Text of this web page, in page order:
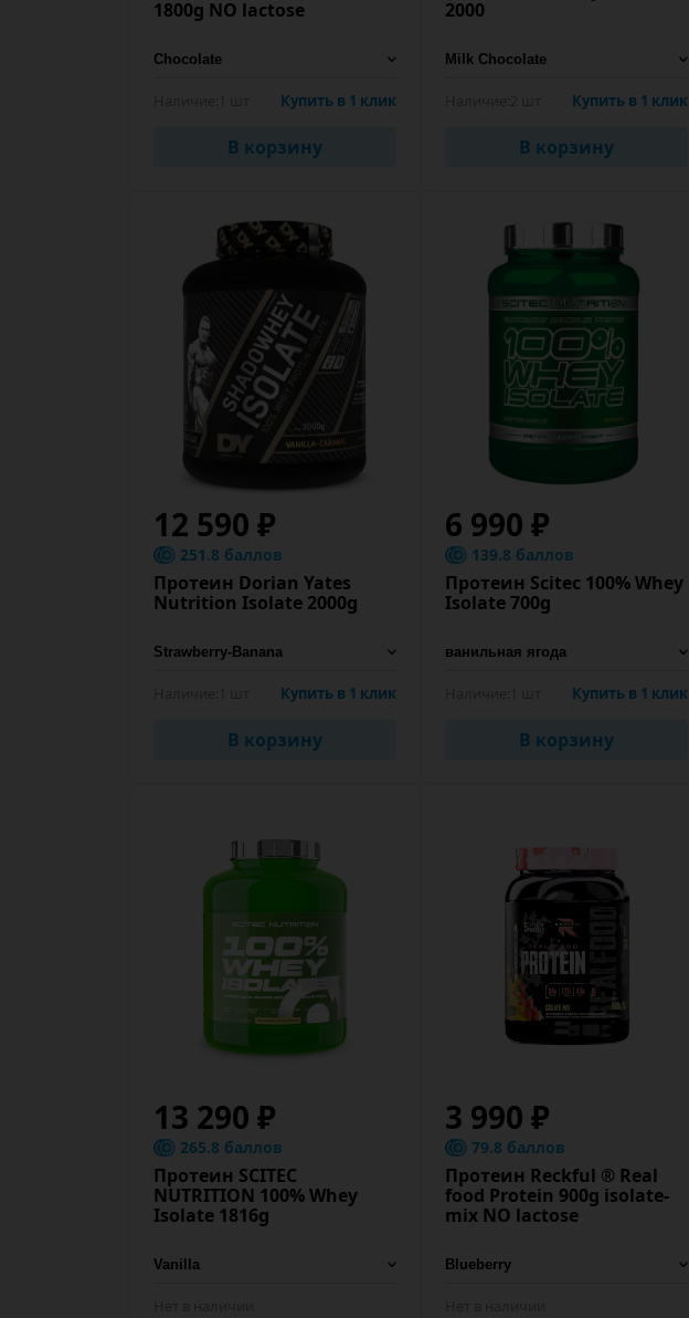
1800g NO lactose
Купить в 1 клик
В корзину
2000
Купить в 1 клик
В корзину
12 590 ₽
251.8 баллов
Протеин Dorian Yates
Nutrition Isolate 2000g
Купить в 1 клик
В корзину
6 990 ₽
139.8 баллов
Протеин Scitec 100% Whey
Isolate 700g
Купить в 1 клик
В корзину
13 290 ₽
265.8 баллов
Протеин SCITEC
NUTRITION 100% Whey
Isolate 1816g
3 990 ₽
79.8 баллов
Протеин Reckful ® Real
food Protein 900g isolate-
mix NO lactose